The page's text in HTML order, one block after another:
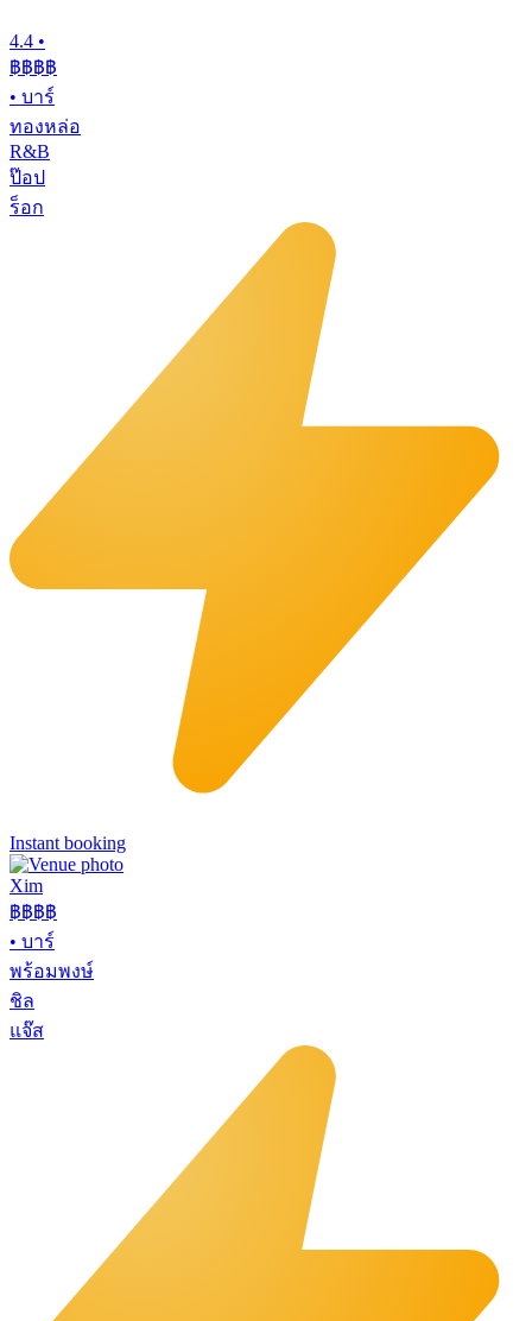
4.4 •
฿฿฿฿
• บาร์
ทองหล่อ
R&B
ป๊อป
ร็อก
Instant booking
Xim
฿฿฿฿
• บาร์
พร้อมพงษ์
ชิล
แจ๊ส